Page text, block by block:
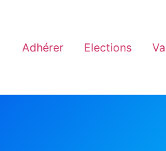
Adhérer Elections